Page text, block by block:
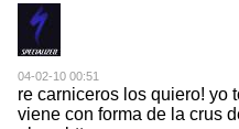
04-02-10 00:51
re carniceros los quiero! yo
viene con forma de la crus